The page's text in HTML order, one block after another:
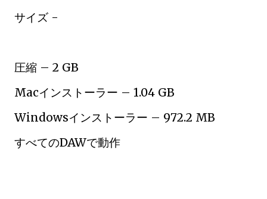
サイズ -
圧縮 – 2 GB
Macインストーラー – 1.04 GB
Windowsインストーラー – 972.2 MB
すべてのDAWで動作